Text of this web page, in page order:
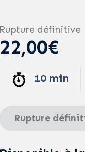
Rupture définitive
22,00€
10 min
Rupture